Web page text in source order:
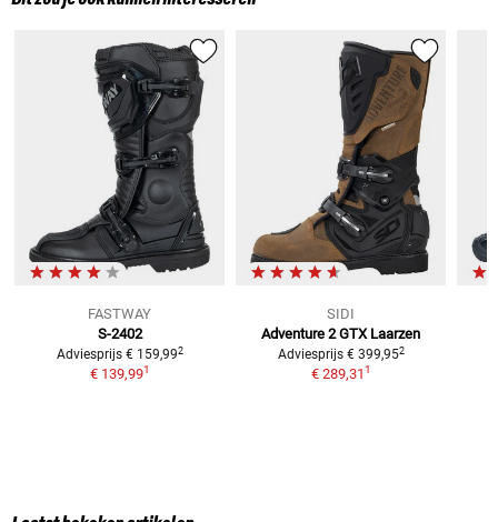
FASTWAY
S-2402
Adviesprijs € 159,992
€ 139,991
SIDI
Adventure 2 GTX Laarzen
Adviesprijs € 399,952
€ 289,311